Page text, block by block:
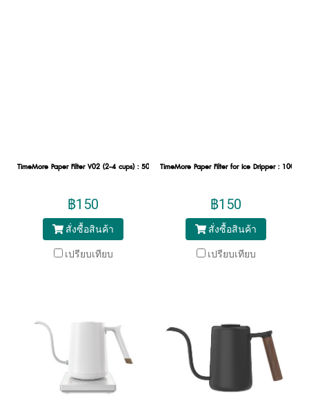
TimeMore Paper Filter V02 (2-4 cups) : 50 sheets/pack
฿150
สั่งซื้อสินค้า
เปรียบเทียบ
TimeMore Paper Filter for Ice Dripper : 100
฿150
สั่งซื้อสินค้า
เปรียบเทียบ